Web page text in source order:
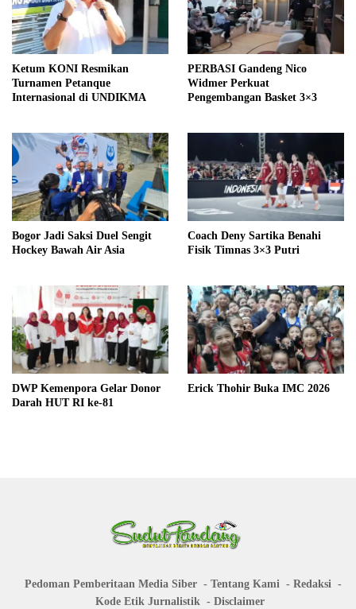
Ketum KONI Resmikan
Turnamen Petanque
Internasional di UNDIKMA
PERBASI Gandeng Nico
Widmer Perkuat
Pengembangan Basket 3×3
Bogor Jadi Saksi Duel Sengit
Hockey Bawah Air Asia
Coach Deny Sartika Benahi
Fisik Timnas 3×3 Putri
DWP Kemenpora Gelar Donor
Darah HUT RI ke-81
Erick Thohir Buka IMC 2026
Pedoman Pemberitaan Media Siber Tentang Kami
Redaksi
Kode Etik Jurnalistik
Disclaimer